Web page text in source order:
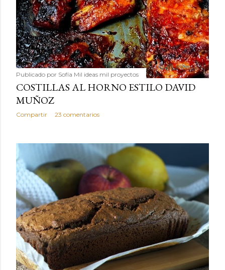
Publicado por Sofía Mil ideas mil proyectos
COSTILLAS AL HORNO ESTILO DAVID
MUÑOZ
Compartir 23 comentarios